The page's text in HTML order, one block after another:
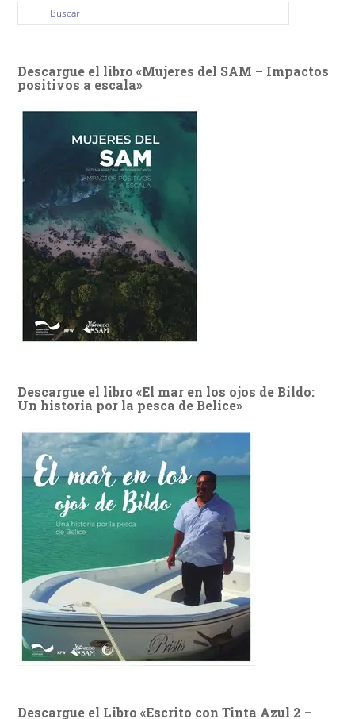
Descargue el libro «Mujeres del SAM – Impactos
positivos a escala»
Descargue el libro «El mar en los ojos de Bildo:
Un historia por la pesca de Belice»
Descargue el Libro «Escrito con Tinta Azul 2 –